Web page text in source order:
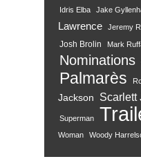
Idris Elba Jake
Lawrence
Jeremy
Josh Brolin
Mark
Nominations
Palmarès
Jackson
Scarlett
Superman
Woman
Woody